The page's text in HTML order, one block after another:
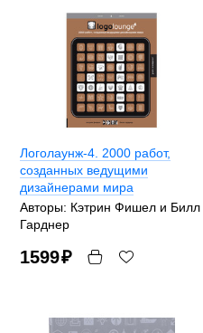
Логолаунж-4. 2000 работ,
созданных ведущими
дизайнерами мира
Авторы: Кэтрин Фишел и Билл
Гарднер
1599₽